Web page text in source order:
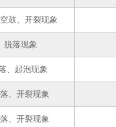
鼓、开裂现象
脱落现象
、起泡现象
、开裂现象
、开裂现象